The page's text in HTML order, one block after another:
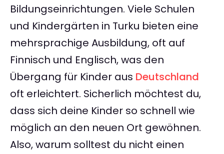
Bildungseinrichtungen. Viele Schulen
und Kindergärten in Turku bieten eine
mehrsprachige Ausbildung, oft auf
Finnisch und Englisch, was den
Übergang für Kinder aus Deutschland
oft erleichtert. Sicherlich möchtest du,
dass sich deine Kinder so schnell wie
möglich an den neuen Ort gewöhnen.
Also, warum solltest du nicht einen